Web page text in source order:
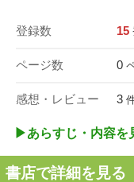
登録数 15
ページ数 0
感想・レビュー 3
▶︎あらすじ・内容を
書店で詳細を見る